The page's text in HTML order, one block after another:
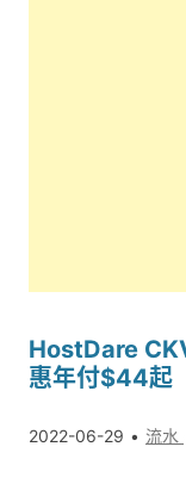
HostDare
惠年付$44起
2022-06-29 流水